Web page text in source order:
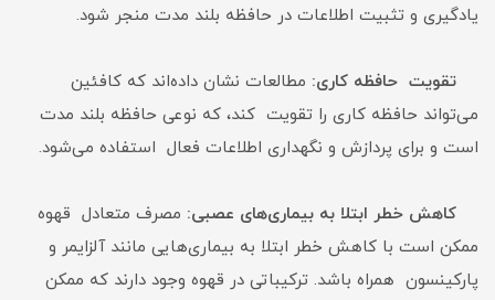
یادگیری و تثبیت اطلاعات در حافظه بلند مدت منجر شود.
تقویت حافظه کاری: مطالعات نشان داده‌اند که کافئین
می‌تواند حافظه کاری را تقویت کند، که نوعی حافظه بلند مدت
است و برای پردازش و نگهداری اطلاعات فعال استفاده می‌شود.
کاهش خطر ابتلا به بیماری‌های عصبی: مصرف متعادل قهوه
ممکن است با کاهش خطر ابتلا به بیماری‌هایی مانند آلزایمر و
پارکینسون همراه باشد. ترکیباتی در قهوه وجود دارند که ممکن